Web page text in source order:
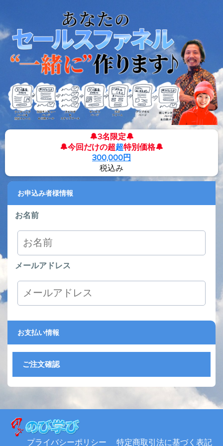
🔔3名限定🔔
🔔今回だけの超超特別価格🔔
300,000円
税込み
お申込み者様情報
お名前
メールアドレス
お支払い情報
ご注文確認
プライバシーポリシー 特定商取引法に基づく表記